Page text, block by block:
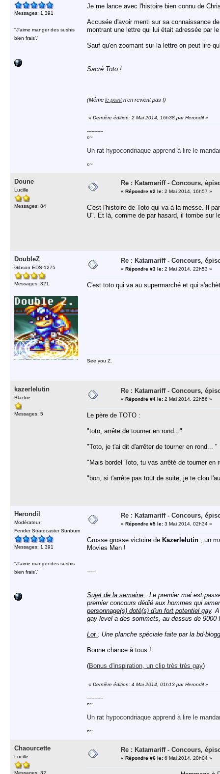
Messages: 1 391
''J'aime manger des sushis
bien frais'.'
Je me lance avec l'histoire bien connu de
Accusée d'avoir menti sur sa connaissance
montrant une lettre qui lui était adressée par
Sauf qu'en zoomant sur la lettre on peut lire
Sacré Toto !
(Même le pointn'en revient pas !)
« Dernière édition: 2 Mai 2014, 16h38 par Herondil»
-----------
¤~
Un rat hypocondriaque apprend à lire le
¤~
Doune
Lucille
Messages: 84
Re : Katamariff - Concours,
« Répondre #2 le: 2 Mai 2014, 16h57 »
C'est l'histoire de Toto qui va à la messe. Il
U". Et là, comme de par hasard, il tombe sur
DoubleZ
Gibson EDS-1275
Messages: 321
Re : Katamariff - Concours,
« Répondre #3 le: 2 Mai 2014, 22h53 »
C'est toto qui va au supermarché et qui
See you Z.
kazerlelutin
Blackie
Messages: 5
Re : Katamariff - Concours,
« Répondre #4 le: 2 Mai 2014, 22h56 »
Le père de TOTO :
"toto, arrête de tourner en rond..."
"Toto, je t'ai dit d'arrêter de tourner en rond... "
"Mais bordel Toto, tu vas arrêté de tourner en
"bon, si t'arrête pas tout de suite, je te clou
Herondil
Modérateur
Fender Stratocaster Sunburn
Messages: 1 391
''J'aime manger des sushis
bien frais'.'
Re : Katamariff - Concours,
« Répondre #5 le: 3 Mai 2014, 02h34 »
Grosse grosse victoire de Kazerlelutin , un
Movies Men !
----
Sujet de la semaine : Le premier mai est
premier concours dédié aux hommes qui
personnage(s) doté(s) d'un fort potentiel gay.
gay level a des sommets, au dessus de 9000 !
Lot : Une planche spéciale faite par la bd-
Bonne chance à tous !
(Bonus d'inspiration, un clip très très gay)
« Dernière édition: 4 Mai 2014, 01h13 par Herondil»
-----------
¤~
Un rat hypocondriaque apprend à lire le
¤~
Chaourcette
Lucille
Messages: 32
Re : Katamariff - Concours,
« Répondre #6 le: 6 Mai 2014, 20h04 »